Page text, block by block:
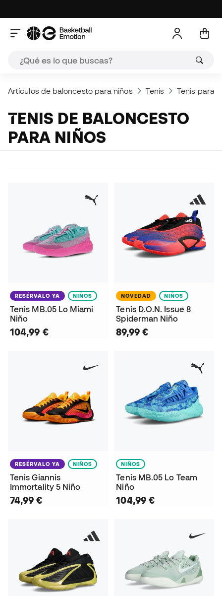
Artículos de baloncesto para niños Tenis Tenis para
TENIS DE BALONCESTO
PARA NIÑOS
RESÉRVALO YA NIÑOS
Tenis MB.05 Lo Miami
Niño
104,99 €
NOVEDAD NIÑOS
Tenis D.O.N. Issue 8
Spiderman Niño
89,99 €
RESÉRVALO YA NIÑOS
Tenis Giannis
Immortality 5 Niño
74,99 €
NIÑOS
Tenis MB.05 Lo Team
Niño
104,99 €